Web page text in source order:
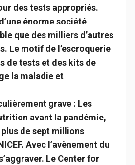
des tests appropriés.
énorme société
que des milliers d’autres
Le motif de l’escroquerie
de tests et des kits de
la maladie et
grave : Les
avant la pandémie,
de sept millions
Avec l’avènement du
Le Center for